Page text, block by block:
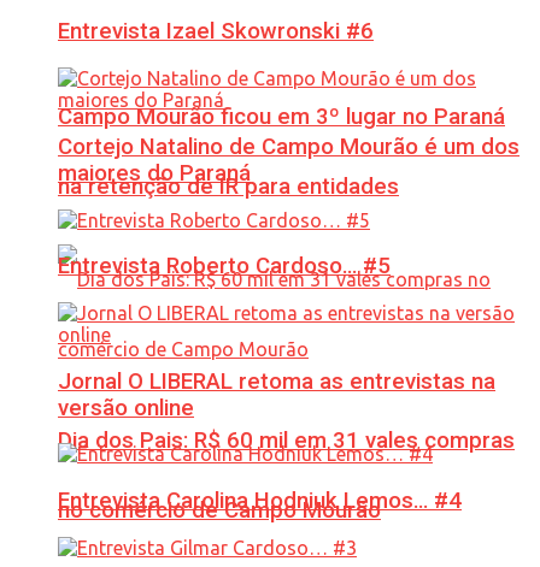
Campo Mourão ficou em 3º lugar no Paraná
na retenção de IR para entidades
Dia dos Pais: R$ 60 mil em 31 vales compras
no comércio de Campo Mourão
Entrevista Izael Skowronski #6
Cortejo Natalino de Campo Mourão é um dos
maiores do Paraná
Entrevista Roberto Cardoso… #5
Jornal O LIBERAL retoma as entrevistas na
versão online
Entrevista Carolina Hodniuk Lemos… #4